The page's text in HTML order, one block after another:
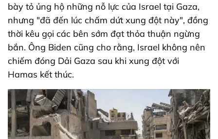
bày tỏ ủng hộ những nỗ lực của Israel tại Gaza,
nhưng "đã đến lúc chấm dứt xung đột này", đồng
thời kêu gọi các bên sớm đạt thỏa thuận ngừng
bắn. Ông Biden cũng cho rằng, Israel không nên
chiếm đóng Dải Gaza sau khi xung đột với
Hamas kết thúc.